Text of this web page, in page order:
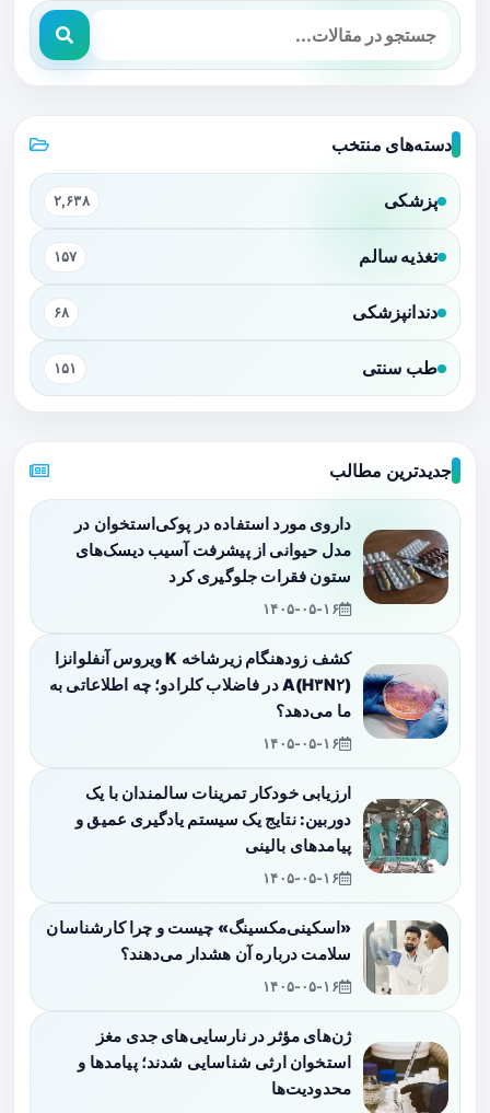
دسته‌های منتخب
پزشکی ۲,۶۳۸
تغذیه سالم ۱۵۷
دندانپزشکی ۶۸
طب سنتی ۱۵۱
جدیدترین مطالب
داروی مورد استفاده در پوکی‌استخوان در
مدل حیوانی از پیشرفت آسیب دیسک‌های
ستون فقرات جلوگیری کرد
۱۴۰۵-۰۵-۱۶
کشف زودهنگام زیرشاخه K ویروس آنفلوانزا
A(H۳N۲) در فاضلاب کلرادو؛ چه اطلاعاتی به
ما می‌دهد؟
۱۴۰۵-۰۵-۱۶
ارزیابی خودکار تمرینات سالمندان با یک
دوربین: نتایج یک سیستم یادگیری عمیق و
پیامدهای بالینی
۱۴۰۵-۰۵-۱۶
«اسکینی‌مکسینگ» چیست و چرا کارشناسان
سلامت درباره آن هشدار می‌دهند؟
۱۴۰۵-۰۵-۱۶
ژن‌های مؤثر در نارسایی‌های جدی مغز
استخوان ارثی شناسایی شدند؛ پیامدها و
محدودیت‌ها